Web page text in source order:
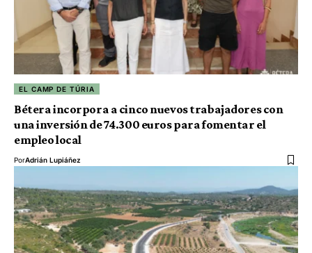
EL CAMP DE TÚRIA
Bétera incorpora a cinco nuevos trabajadores con
una inversión de 74.300 euros para fomentar el
empleo local
PorAdrián Lupiáñez